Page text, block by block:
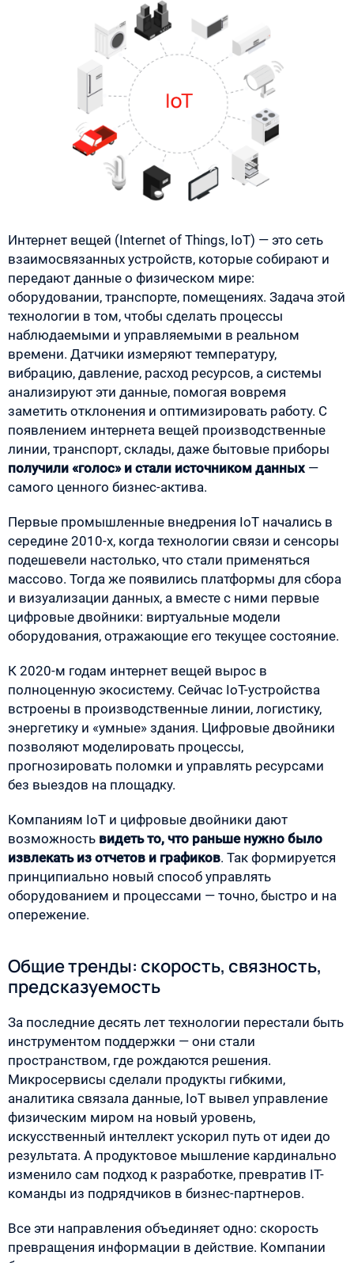
Интернет вещей (Internet of Things, IoT) — это сеть
взаимосвязанных устройств, которые собирают и
передают данные о физическом мире:
оборудовании, транспорте, помещениях. Задача этой
технологии в том, чтобы сделать процессы
наблюдаемыми и управляемыми в реальном
времени. Датчики измеряют температуру,
вибрацию, давление, расход ресурсов, а системы
анализируют эти данные, помогая вовремя
заметить отклонения и оптимизировать работу. С
появлением интернета вещей производственные
линии, транспорт, склады, даже бытовые приборы
получили «голос» и стали источником данных —
самого ценного бизнес-актива.
Первые промышленные внедрения IoT начались в
середине 2010-х, когда технологии связи и сенсоры
подешевели настолько, что стали применяться
массово. Тогда же появились платформы для сбора
и визуализации данных, а вместе с ними первые
цифровые двойники: виртуальные модели
оборудования, отражающие его текущее состояние.
К 2020-м годам интернет вещей вырос в
полноценную экосистему. Сейчас IoT-устройства
встроены в производственные линии, логистику,
энергетику и «умные» здания. Цифровые двойники
позволяют моделировать процессы,
прогнозировать поломки и управлять ресурсами
без выездов на площадку.
Компаниям IoT и цифровые двойники дают
возможность видеть то, что раньше нужно было
извлекать из отчетов и графиков. Так формируется
принципиально новый способ управлять
оборудованием и процессами — точно, быстро и на
опережение.
Общие тренды: скорость, связность,
предсказуемость
За последние десять лет технологии перестали быть
инструментом поддержки — они стали
пространством, где рождаются решения.
Микросервисы сделали продукты гибкими,
аналитика связала данные, IoT вывел управление
физическим миром на новый уровень,
искусственный интеллект ускорил путь от идеи до
результата. А продуктовое мышление кардинально
изменило сам подход к разработке, превратив IT-
команды из подрядчиков в бизнес-партнеров.
Все эти направления объединяет одно: скорость
превращения информации в действие. Компании